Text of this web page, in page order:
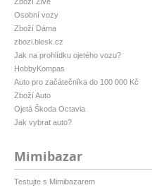
Zboží Živě
Osobní vozy
Zboží Dáma
zbozi.blesk.cz
Jak na prohlídku ojetého vozu?
HobbyKompas
Auto pro začátečníka do 100 000 Kč
Zboží Auto
Ojetá Škoda Octavia
Jak vybrat auto?
Mimibazar
Testujte s Mimibazarem